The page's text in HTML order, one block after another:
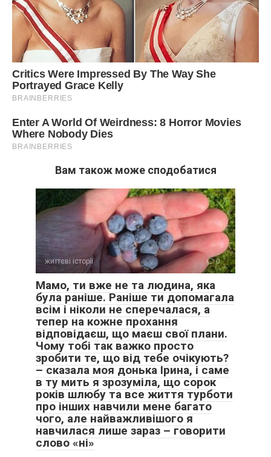
Вам також може сподобатися
життєві історії 0
Мамо, ти вже не та людина, яка
була раніше. Раніше ти допомагала
всім і ніколи не сперечалася, а
тепер на кожне прохання
відповідаєш, що маєш свої плани.
Чому тобі так важко просто
зробити те, що від тебе очікують?
– сказала моя донька Ірина, і саме
в ту мить я зрозуміла, що сорок
років шлюбу та все життя турботи
про інших навчили мене багато
чого, але найважливішого я
навчилася лише зараз – говорити
слово «ні»